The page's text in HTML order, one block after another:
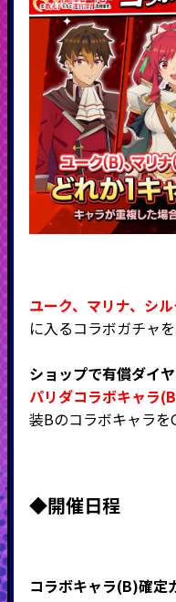
ユーク、マリナ、シ
に入るコラボガチャを
ショップで有償ダイ
パリダコラボキャラ
装Bのコラボキャラを
◆開催日程
コラボキャラ(B)確定